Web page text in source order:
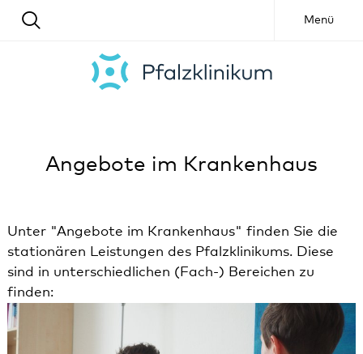
Menü
Angebote im Krankenhaus
Unter "Angebote im Krankenhaus" finden Sie die
stationären Leistungen des Pfalzklinikums. Diese
sind in unterschiedlichen (Fach-) Bereichen zu
finden: